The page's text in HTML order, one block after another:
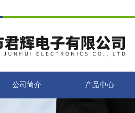
公司简介 产品中心